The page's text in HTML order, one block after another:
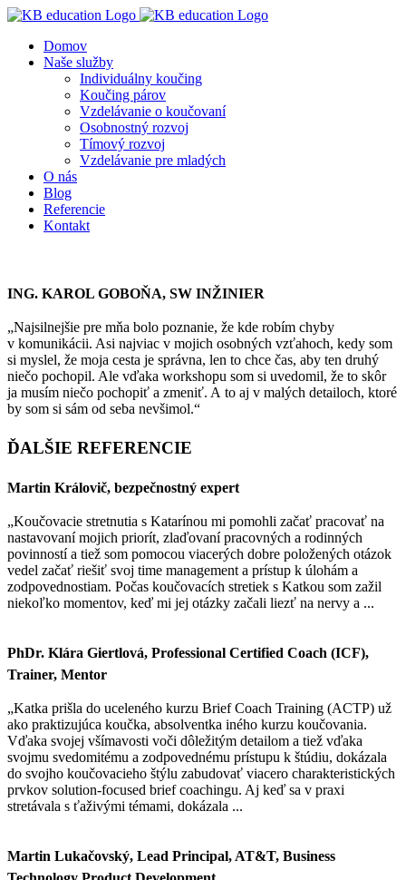
Skip
contentDomov
Naše služby
Individuálny koučing
Koučing párov
Vzdelávanie o koučovaní
Osobnostný rozvoj
Tímový rozvoj
Vzdelávanie pre mladých
O nás
Blog
Referencie
Kontakt
ING. KAROL GOBOŇA, SW INŽINIER
„Najsilnejšie pre mňa bolo poznanie, že kde robím chyby
v komunikácii. Asi najviac v mojich osobných vzťahoch, kedy som
si myslel, že moja cesta je správna, len to chce čas, aby ten druhý
niečo pochopil. Ale vďaka workshopu som si uvedomil, že to skôr
ja musím niečo pochopiť a zmeniť. A to aj v malých detailoch, ktoré
by som si sám od seba nevšimol.“
ĎALŠIE REFERENCIE
Martin Královič, bezpečnostný expert
„Koučovacie stretnutia s Katarínou mi pomohli začať pracovať na
nastavovaní mojich priorít, zlaďovaní pracovných a rodinných
povinností a tiež som pomocou viacerých dobre položených otázok
vedel začať riešiť svoj time management a prístup k úlohám a
zodpovednostiam. Počas koučovacích stretiek s Katkou som zažil
niekoľko momentov, keď mi jej otázky začali liezť na nervy a ...
PhDr. Klára Giertlová, Professional Certified Coach (ICF),
Trainer, Mentor
„Katka prišla do uceleného kurzu Brief Coach Training (ACTP) už
ako praktizujúca koučka, absolventka iného kurzu koučovania.
Vďaka svojej všímavosti voči dôležitým detailom a tiež vďaka
svojmu svedomitému a zodpovednému prístupu k štúdiu, dokázala
do svojho koučovacieho štýlu zabudovať viacero charakteristických
prvkov solution-focused brief coachingu. Aj keď sa v praxi
stretávala s ťaživými témami, dokázala ...
Martin Lukačovský, Lead Principal, AT&T, Business